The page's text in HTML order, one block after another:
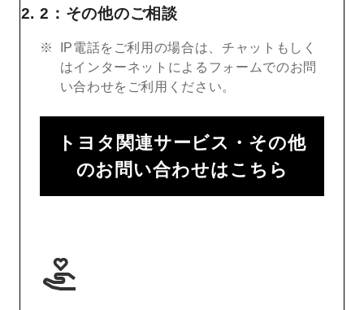
2：その他のご相談
IP電話をご利用の場合は、チャットもしく
はインターネットによるフォームでのお問
い合わせをご利用ください。
トヨタ関連サービス・その他
のお問い合わせはこちら